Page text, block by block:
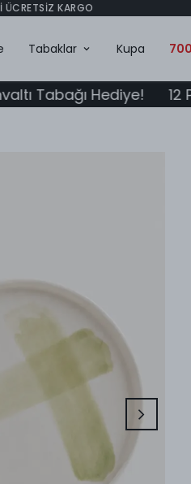
Garanti
Tabaklar Kupa
Hediye! 12 Parça